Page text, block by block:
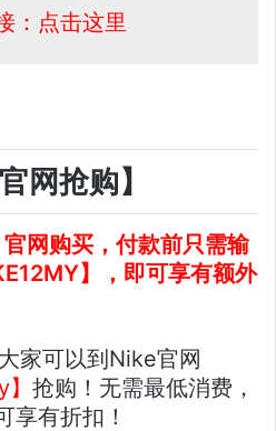
：点击这里
网抢购】
网购买，付款前只需输
】，即可享有额外
家可以到Nike官网
抢购！无需最低消费，
有折扣！